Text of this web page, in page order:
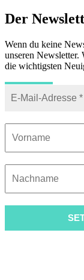
Der
Wenn du keine
unseren Newsletter.
die wichtigsten